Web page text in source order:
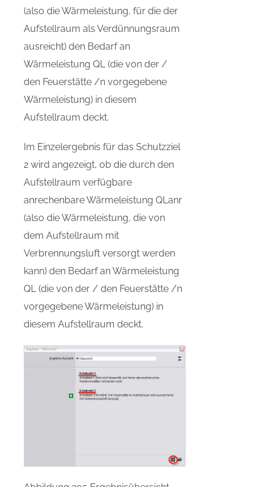
(also die Wärmeleistung, für die der
Aufstellraum als Verdünnungsraum
ausreicht) den Bedarf an
Wärmeleistung QL (die von der /
den Feuerstätte /n vorgegebene
Wärmeleistung) in diesem
Aufstellraum deckt.
Im Einzelergebnis für das Schutzziel
2 wird angezeigt, ob die durch den
Aufstellraum verfügbare
anrechenbare Wärmeleistung QLanr
(also die Wärmeleistung, die von
dem Aufstellraum mit
Verbrennungsluft versorgt werden
kann) den Bedarf an Wärmeleistung
QL (die von der / den Feuerstätte /n
vorgegebene Wärmeleistung) in
diesem Aufstellraum deckt.